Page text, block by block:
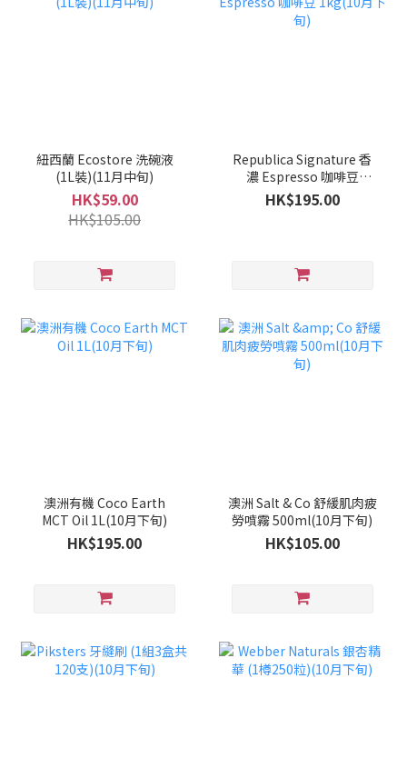
紐西蘭 Ecostore 洗碗液
(1L裝)(11月中旬)
HK$59.00
HK$105.00
Republica Signature 香
濃 Espresso 咖啡豆
1kg(10月下旬)
HK$195.00
澳洲有機 Coco Earth
MCT Oil 1L(10月下旬)
HK$195.00
澳洲 Salt & Co 舒緩肌肉疲
勞噴霧 500ml(10月下旬)
HK$105.00